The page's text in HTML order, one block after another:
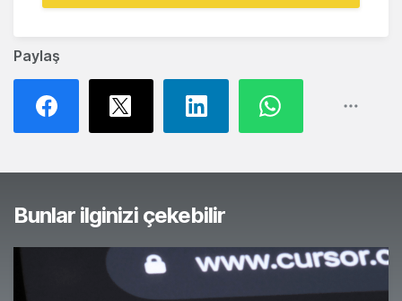
Paylaş
Bunlar ilginizi çekebilir